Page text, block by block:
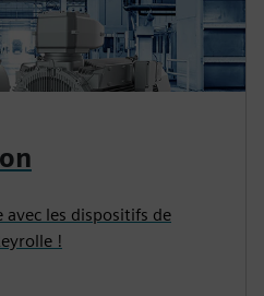
avec les dispositifs de
!